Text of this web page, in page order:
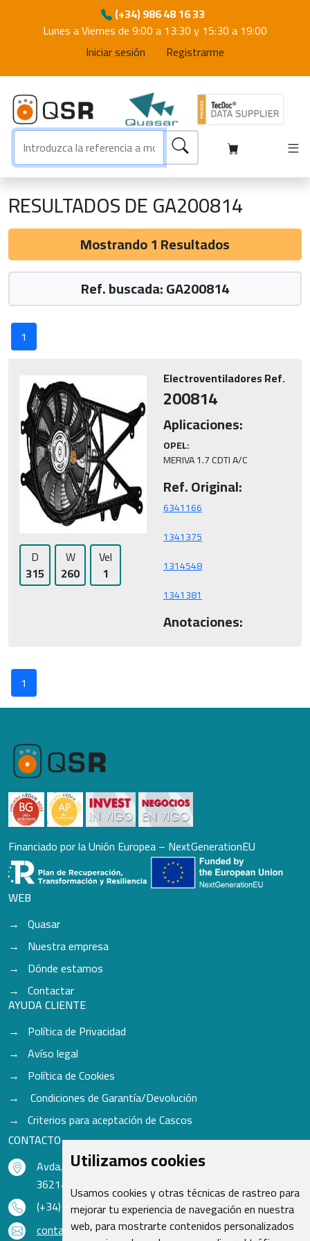
Utilizamos cookies
Usamos cookies y otras técnicas de rastreo para
mejorar tu experiencia de navegación en nuestra
web, para mostrarte contenidos personalizados
(+34) 986 48 16 33
Lunes a Viernes de 9:00 a 13:30 y 15:30 a 19:00
Iniciar sesión
Registrarme
RESULTADOS DE GA200814
Mostrando 1 Resultados
Ref. buscada: GA200814
1
D
315
W
260
Vel
1
Electroventiladores Ref.
200814
Aplicaciones:
OPEL:
MERIVA 1.7 CDTI A/C
Ref. Original:
1341381
Anotaciones:
1
Financiado por la Unión Europea – NextGenerationEU
WEB
Quasar
Nuestra empresa
Dónde estamos
Contactar
AYUDA CLIENTE
Política de Privacidad
Avíso legal
Política de Cookies
Condiciones de Garantía/Devolución
Criterios para aceptación de Cascos
CONTACTO
Avda. do Freixo - Sardoma, 13
36214 Vigo - Pontevedra - España
(+34) 986 48 16 33
contacto@qsr.es